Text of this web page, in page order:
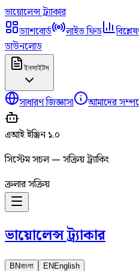
ভায়োলেন্সট্র্যাকার
ড্যাশবোর্ড
লাইভ ফিড
ডাউনলোড
ইনসাইটস
সাধারণ জিজ্ঞাসা আমাদের
এআই ইঞ্জিন ১.০
সিস্টেম সচল — সক্রিয় ট্র্যাকিং
ক্রলার সক্রিয়
ভায়োলেন্সট্র্যাকার
BNবাংলা EN English